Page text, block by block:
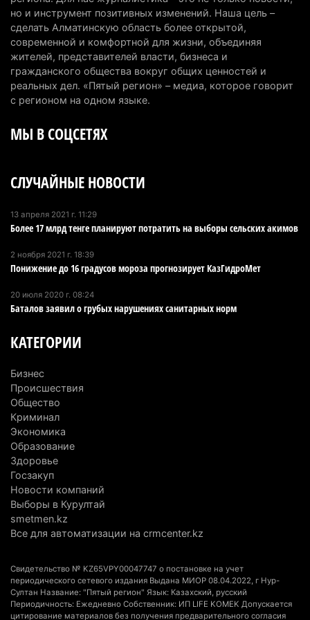
6 августа 2026 г. 09:52 162
Пожар в Аксайском ущелье под Алматы
полностью ликвидирован спустя три дня
6 августа 2026 г. 08:51 236
в Алматинской области
Казахстан стал лидером Центральной Азии в
5 августа 2026 г. 13:55
топлива для самолетов: пилотный проект
запустят в Алатау
5 августа 2026 г. 12:32
горах Алматинской области после камнепада
Хозяина собак, едва не загрызших ребенка в
Алматинской области, судят спустя год после
трагедии
5 августа 2026 г. 09:17
В Алматинской области запустят производство
катеров для Formula-1 H2O и откроют академию
пилотов
директора по коммуникациям
4 августа 2026 г. 20:22
но и инструмент позитивных изменений. Наша цель –
сделать Алматинскую область более открытой,
современной и комфортной для жизни, объединяя
жителей, представителей власти, бизнеса и
гражданского общества вокруг общих ценностей и
реальных дел. «Пятый регион» – медиа, которое говорит
с регионом на одном языке.
МЫ В СОЦСЕТЯХ
СЛУЧАЙНЫЕ НОВОСТИ
13 апреля 2021 г. 11:29
Более 17 млрд тенге планируют потратить на выборы сельских акимов
2 ноября 2021 г. 18:39
Понижение до 16 градусов мороза прогнозирует КазГидроМет
20 июля 2020 г. 08:24
Баталов заявил о грубых нарушениях санитарных норм
КАТЕГОРИИ
Бизнес
Происшествия
Общество
Криминал
Экономика
Образование
Здоровье
Госзакуп
Новости компаний
Выборы в Курултай
smetmen.kz
Все для автоматизации на crmcenter.kz
Свидетельство № KZ65VPY00047747 о постановке на учет
периодического сетевого издания Выдана МИОР 08.04.2022, г Нур-
Султан Название: "Пятый регион" Язык: Казахский, русский
Периодичность: Ежедневно Собственник: ИП LIFE KOMEK Допускается
цитирование материалов без получения предварительного согласия